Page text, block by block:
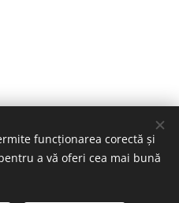
funcționarea corectă și
a vă oferi cea mai bună